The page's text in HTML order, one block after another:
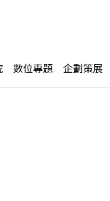
數位專題 企劃策展